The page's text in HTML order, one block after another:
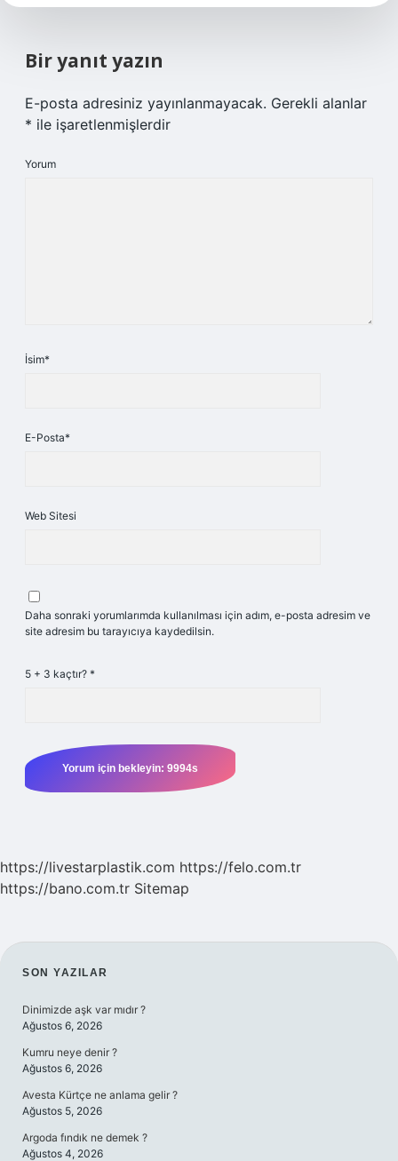
Bir yanıt yazın
E-posta adresiniz yayınlanmayacak. Gerekli alanlar
* ile işaretlenmişlerdir
Yorum
İsim*
E-Posta*
Web Sitesi
Daha sonraki yorumlarımda kullanılması için adım, e-posta adresim ve
site adresim bu tarayıcıya kaydedilsin.
5 + 3 kaçtır? *
https://livestarplastik.com https://felo.com.tr
https://bano.com.tr Sitemap
SIDEBAR
SON YAZILAR
Dinimizde aşk var mıdır ?
Ağustos 6, 2026
Kumru neye denir ?
Ağustos 6, 2026
Avesta Kürtçe ne anlama gelir ?
Ağustos 5, 2026
Argoda fındık ne demek ?
Ağustos 4, 2026